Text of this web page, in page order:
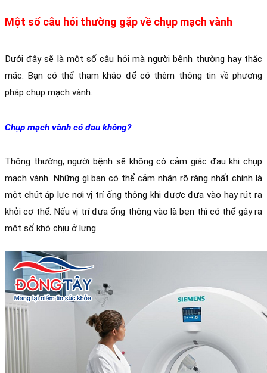
Một số câu hỏi thường gặp về chụp mạch vành
Dưới đây sẽ là một số câu hỏi mà người bệnh thường hay thắc
mắc. Bạn có thể tham khảo để có thêm thông tin về phương
pháp chụp mạch vành.
Chụp mạch vành có đau không?
Thông thường, người bệnh sẽ không có cảm giác đau khi chụp
mạch vành. Những gì bạn có thể cảm nhận rõ ràng nhất chính là
một chút áp lực nơi vị trí ống thông khi được đưa vào hay rút ra
khỏi cơ thể. Nếu vị trí đưa ống thông vào là bẹn thì có thể gây ra
một số khó chịu ở lưng.